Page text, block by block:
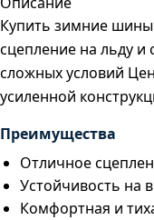
Купить зимние шины
сцепление на льду
сложных условий
усиленной
Преимущества
Отличное
Устойчивость на
Комфортная и